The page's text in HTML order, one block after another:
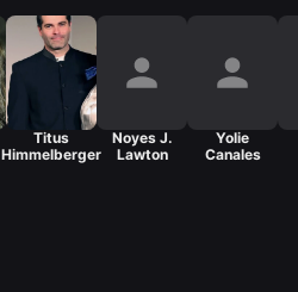
Titus
Himmelberger
Noyes J.
Lawton
Yolie
Canales